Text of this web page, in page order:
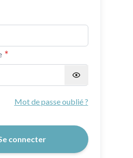
Mot de passe oublié ?
connecter